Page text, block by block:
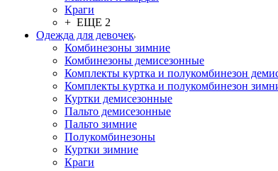
Краги
+ ЕЩЕ 2
Одежда для девочек
Комбинезоны зимние
Комбинезоны демисезонные
Комплекты куртка и полукомбинезон
Комплекты куртка и полукомбинезон
Куртки демисезонные
Пальто демисезонные
Пальто зимние
Полукомбинезоны
Куртки зимние
Краги